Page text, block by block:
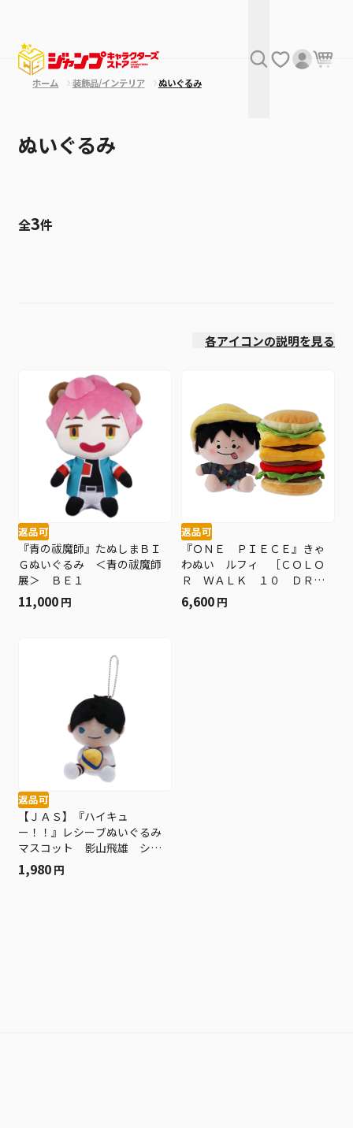
ホーム 装飾品/インテリア ぬいぐるみ
ぬいぐるみ
全3件
各アイコンの説明を見る
返品可
『青の祓魔師』たぬしまＢＩ
Ｇぬいぐるみ ＜青の祓魔師
展＞ ＢＥ１
11,000 円
返品可
『ＯＮＥ ＰＩＥＣＥ』きゃ
わぬい ルフィ ［ＣＯＬＯ
Ｒ ＷＡＬＫ １０ ＤＲＡ
ＧＯＮ ＶＥＲ．］ ＢＤ２
−ＰＰＩ
6,600 円
返品可
【ＪＡＳ】『ハイキュ
ー！！』レシーブぬいぐるみ
マスコット 影山飛雄 シュ
ヴァイデンアドラーズＶｅ
ｒ． ＢＢ４−ＪＦ
1,980 円